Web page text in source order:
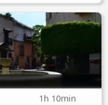
1h 10min